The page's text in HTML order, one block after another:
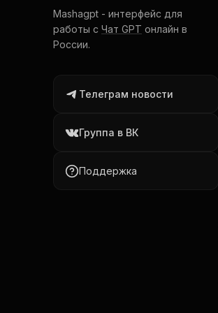
Mashagpt - интерфейс для
работы с Чат GPT онлайн в
России.
Телеграм новости
Группа в ВК
Поддержка